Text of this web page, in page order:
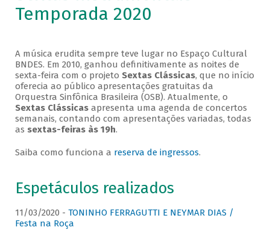
Temporada 2020
A música erudita sempre teve lugar no Espaço Cultural
BNDES. Em 2010, ganhou definitivamente as noites de
sexta-feira com o projeto Sextas Clássicas, que no início
oferecia ao público apresentações gratuitas da
Orquestra Sinfônica Brasileira (OSB). Atualmente, o
Sextas Clássicasapresenta uma agenda de concertos
semanais, contando com apresentações variadas, todas
as sextas-feiras às 19h.
Saiba como funciona a reserva de ingressos.
Espetáculos realizados
11/03/2020 - TONINHO FERRAGUTTI E NEYMAR DIAS /
Festa na Roça